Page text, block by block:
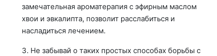
замечательная ароматерапия с эфирным маслом
хвои и эвкалипта, позволит расслабиться и
насладиться лечением.
3. Не забывай о таких простых способах борьбы с